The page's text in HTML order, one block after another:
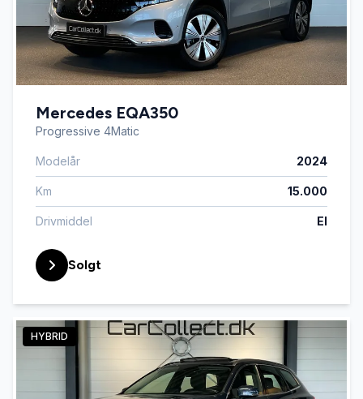
Mercedes EQA350
Progressive 4Matic
Modelår 2024
Km 15.000
Drivmiddel El
Solgt
HYBRID